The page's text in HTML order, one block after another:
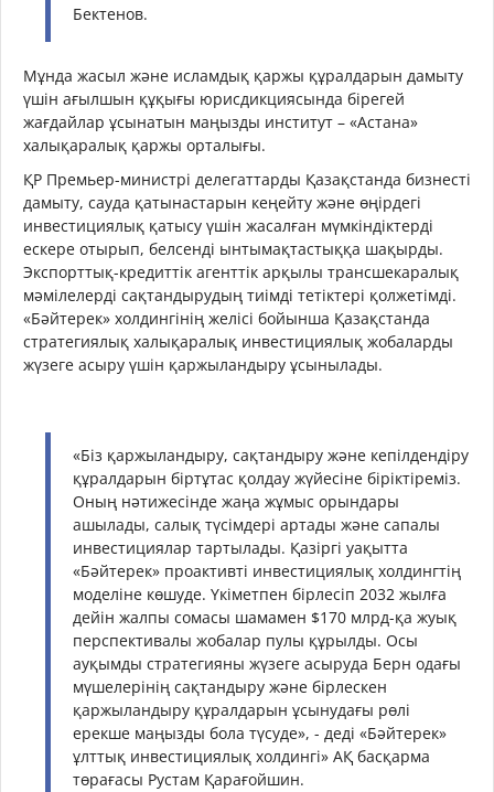
Бектенов.
Мұнда жасыл және исламдық қаржы құралдарын дамыту
үшін ағылшын құқығы юрисдикциясында бірегей
жағдайлар ұсынатын маңызды институт – «Астана»
халықаралық қаржы орталығы.
ҚР Премьер-министрі делегаттарды Қазақстанда бизнесті
дамыту, сауда қатынастарын кеңейту және өңірдегі
инвестициялық қатысу үшін жасалған мүмкіндіктерді
ескере отырып, белсенді ынтымақтастыққа шақырды.
Экспорттық-кредиттік агенттік арқылы трансшекаралық
мәмілелерді сақтандырудың тиімді тетіктері қолжетімді.
«Бәйтерек» холдингінің желісі бойынша Қазақстанда
стратегиялық халықаралық инвестициялық жобаларды
жүзеге асыру үшін қаржыландыру ұсынылады.
«Біз қаржыландыру, сақтандыру және кепілдендіру
құралдарын біртұтас қолдау жүйесіне біріктіреміз.
Оның нәтижесінде жаңа жұмыс орындары
ашылады, салық түсімдері артады және сапалы
инвестициялар тартылады. Қазіргі уақытта
«Бәйтерек» проактивті инвестициялық холдингтің
моделіне көшуде. Үкіметпен бірлесіп 2032 жылға
дейін жалпы сомасы шамамен $170 млрд-қа жуық
перспективалы жобалар пулы құрылды. Осы
ауқымды стратегияны жүзеге асыруда Берн одағы
мүшелерінің сақтандыру және бірлескен
қаржыландыру құралдарын ұсынудағы рөлі
ерекше маңызды бола түсуде», - деді «Бәйтерек»
ұлттық инвестициялық холдингі» АҚ басқарма
төрағасы Рустам Қарағойшин.